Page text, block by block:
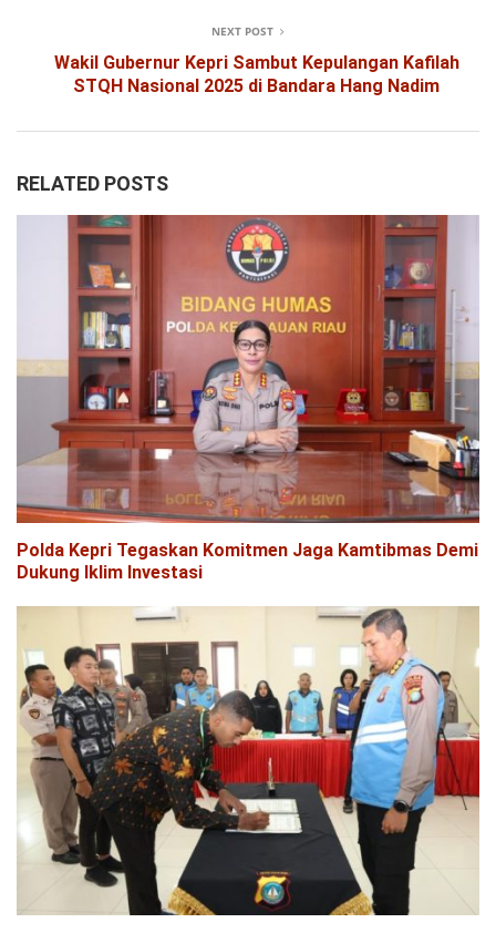
NEXT POST
Wakil Gubernur Kepri Sambut Kepulangan Kafilah
STQH Nasional 2025 di Bandara Hang Nadim
RELATED POSTS
Polda Kepri Tegaskan Komitmen Jaga Kamtibmas Demi
Dukung Iklim Investasi